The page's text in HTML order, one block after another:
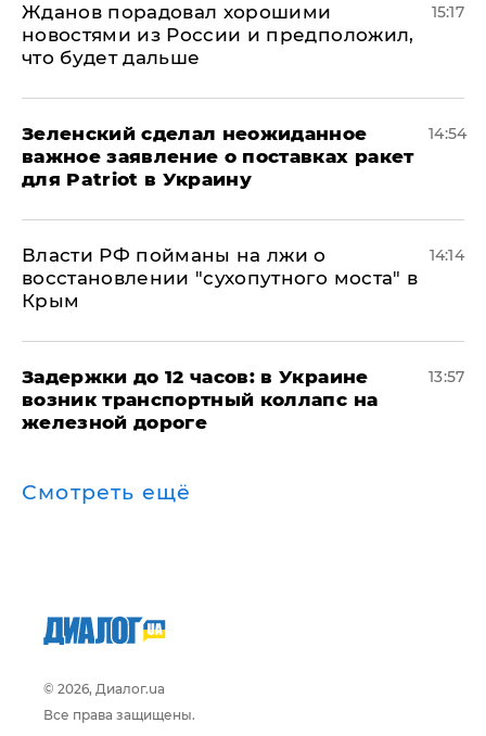
Жданов порадовал хорошими
новостями из России и предположил,
что будет дальше
15:17
Зеленский сделал неожиданное
важное заявление о поставках ракет
для Patriot в Украину
14:54
Власти РФ пойманы на лжи о
восстановлении "сухопутного моста" в
Крым
14:14
Задержки до 12 часов: в Украине
возник транспортный коллапс на
железной дороге
13:57
Смотреть ещё
© 2026, Диалог.ua
Все права защищены.